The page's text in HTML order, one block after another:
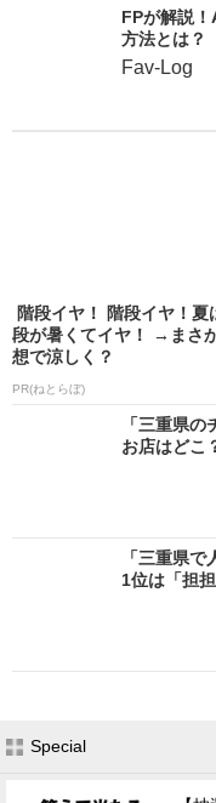
FPが解説
方法とは？
Fav-Log
階段イヤ！ 階段イヤ！夏
段が暑くてイヤ！ →まさ
想で涼しく？
PR(ねとらぼ)
「三重県
お店はどこ
「三重県
1位は「担
Special